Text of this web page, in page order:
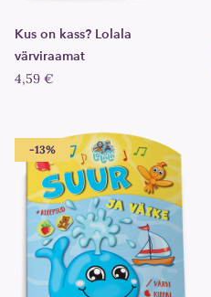
Kus on kass? Lolala
värviraamat
4,59 €
-13%